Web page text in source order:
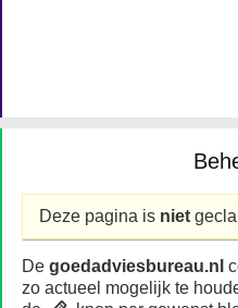
Deze pagina is niet
De goedadviesbureau.nl
zo actueel mogelijk te